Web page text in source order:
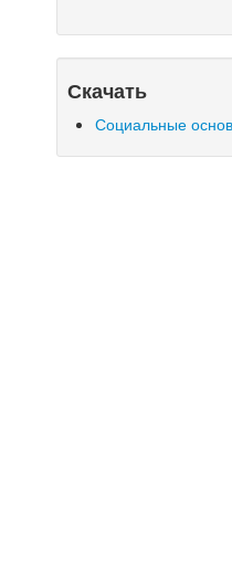
Скачать
Социальные